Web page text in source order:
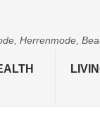
Herrenmode,